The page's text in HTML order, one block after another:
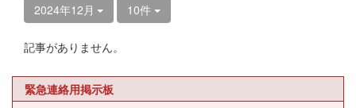
2024年12月 10件
記事がありません。
緊急連絡用掲示板